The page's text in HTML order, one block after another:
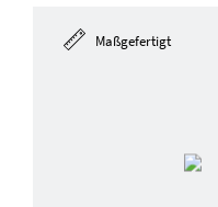
Maßgefertigt